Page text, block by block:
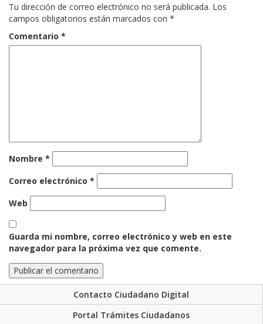
Tu dirección de correo electrónico no será publicada. Los
campos obligatorios están marcados con *
Comentario *
Nombre *
Correo electrónico *
Web
Guarda mi nombre, correo electrónico y web en este
navegador para la próxima vez que comente.
Contacto Ciudadano Digital
Portal Trámites Ciudadanos